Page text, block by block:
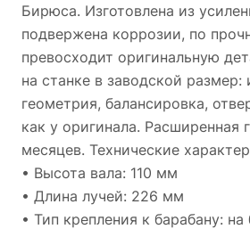
Бирюса. Изготовлена из
подвержена коррозии, по
превосходит оригинальную
на станке в заводской размер:
геометрия, балансировка,
как у оригинала. Расширенная
месяцев. Технические
• Высота вала: 110 мм
• Длина лучей: 226 мм
• Тип крепления к барабану: на